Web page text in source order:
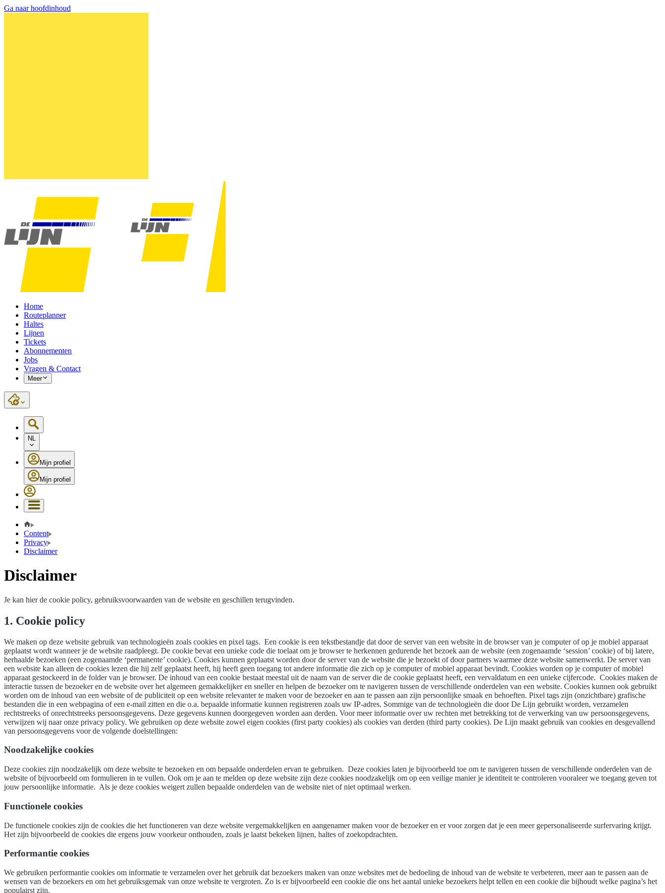
Ga naar hoofdinhoud
Home
Routeplanner
Haltes
Lijnen
Tickets
Abonnementen
Jobs
Vragen & Contact
Meer
NL
Mijn profiel
Mijn profiel
Content
Privacy
Disclaimer
Disclaimer
Je kan hier de cookie policy, gebruiksvoorwaarden van de website en geschillen terugvinden.
1. Cookie policy
We maken op deze website gebruik van technologieën zoals cookies en pixel tags. Een cookie is een tekstbestandje dat door de server van een website in de browser van je computer of op je mobiel apparaat
geplaatst wordt wanneer je de website raadpleegt. De cookie bevat een unieke code die toelaat om je browser te herkennen gedurende het bezoek aan de website (een zogenaamde ‘session’ cookie) of bij latere,
herhaalde bezoeken (een zogenaamde ‘permanente’ cookie). Cookies kunnen geplaatst worden door de server van de website die je bezoekt of door partners waarmee deze website samenwerkt. De server van
een website kan alleen de cookies lezen die hij zelf geplaatst heeft, hij heeft geen toegang tot andere informatie die zich op je computer of mobiel apparaat bevindt. Cookies worden op je computer of mobiel
apparaat gestockeerd in de folder van je browser. De inhoud van een cookie bestaat meestal uit de naam van de server die de cookie geplaatst heeft, een vervaldatum en een unieke cijfercode. Cookies maken de
interactie tussen de bezoeker en de website over het algemeen gemakkelijker en sneller en helpen de bezoeker om te navigeren tussen de verschillende onderdelen van een website. Cookies kunnen ook gebruikt
worden om de inhoud van een website of de publiciteit op een website relevanter te maken voor de bezoeker en aan te passen aan zijn persoonlijke smaak en behoeften. Pixel tags zijn (onzichtbare) grafische
bestanden die in een webpagina of een e-mail zitten en die o.a. bepaalde informatie kunnen registreren zoals uw IP-adres. Sommige van de technologieën die door De Lijn gebruikt worden, verzamelen
rechtstreeks of onrechtstreeks persoonsgegevens. Deze gegevens kunnen doorgegeven worden aan derden. Voor meer informatie over uw rechten met betrekking tot de verwerking van uw persoonsgegevens,
verwijzen wij naar onze privacy policy. We gebruiken op deze website zowel eigen cookies (first party cookies) als cookies van derden (third party cookies). De Lijn maakt gebruik van cookies en desgevallend
van persoonsgegevens voor de volgende doelstellingen:
Noodzakelijke cookies
Deze cookies zijn noodzakelijk om deze website te bezoeken en om bepaalde onderdelen ervan te gebruiken. Deze cookies laten je bijvoorbeeld toe om te navigeren tussen de verschillende onderdelen van de
website of bijvoorbeeld om formulieren in te vullen. Ook om je aan te melden op deze website zijn deze cookies noodzakelijk om op een veilige manier je identiteit te controleren vooraleer we toegang geven tot
jouw persoonlijke informatie. Als je deze cookies weigert zullen bepaalde onderdelen van de website niet of niet optimaal werken.
Functionele cookies
De functionele cookies zijn de cookies die het functioneren van deze website vergemakkelijken en aangenamer maken voor de bezoeker en er voor zorgen dat je een meer gepersonaliseerde surfervaring krijgt.
Het zijn bijvoorbeeld de cookies die ergens jouw voorkeur onthouden, zoals je laatst bekeken lijnen, haltes of zoekopdrachten.
Performantie cookies
We gebruiken performantie cookies om informatie te verzamelen over het gebruik dat bezoekers maken van onze websites met de bedoeling de inhoud van de website te verbeteren, meer aan te passen aan de
wensen van de bezoekers en om het gebruiksgemak van onze website te vergroten. Zo is er bijvoorbeeld een cookie die ons het aantal unieke bezoekers helpt tellen en een cookie die bijhoudt welke pagina’s het
populairst zijn.